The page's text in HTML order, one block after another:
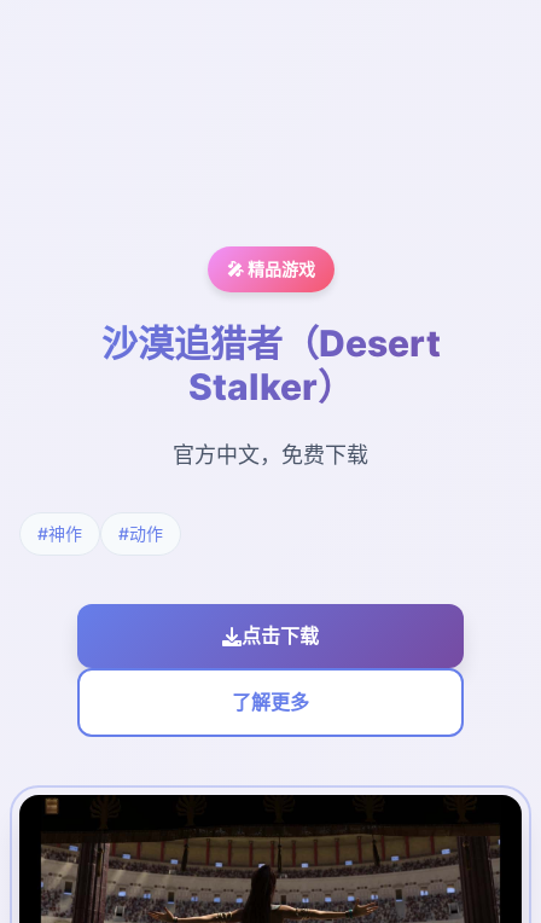
🎤 精品游戏
沙漠追猎者（Desert
Stalker）
官方中文，免费下载
#神作 #动作
点击下载
了解更多